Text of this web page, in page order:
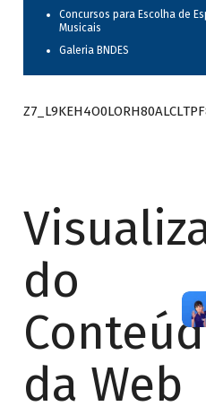
Concursos para Escolha de
Musicais
Galeria BNDES
do
da Web